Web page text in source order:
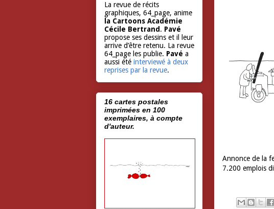
Annonce de la
7.200 emplois
La revue de récits
graphiques, 64_page, anime
la Cartoons Académie
Cécile Bertrand. Pavé
propose ses dessins et il leur
arrive d’être retenu. La revue
64_page les publie. Pavé a
aussi été interviewé à deux
reprises par la revue.
16 cartes postales
imprimées en 100
exemplaires, à compte
d'auteur.